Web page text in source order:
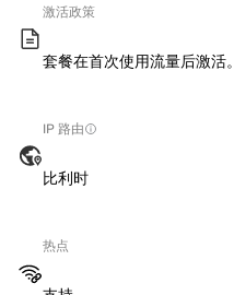
激活政策
套餐在首次使用流量后激活。
IP 路由
比利时
热点